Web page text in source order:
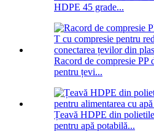
HDPE 45 grade...
Racord de compresie PP
pentru țevi...
Țeavă HDPE din
pentru apă potabilă...